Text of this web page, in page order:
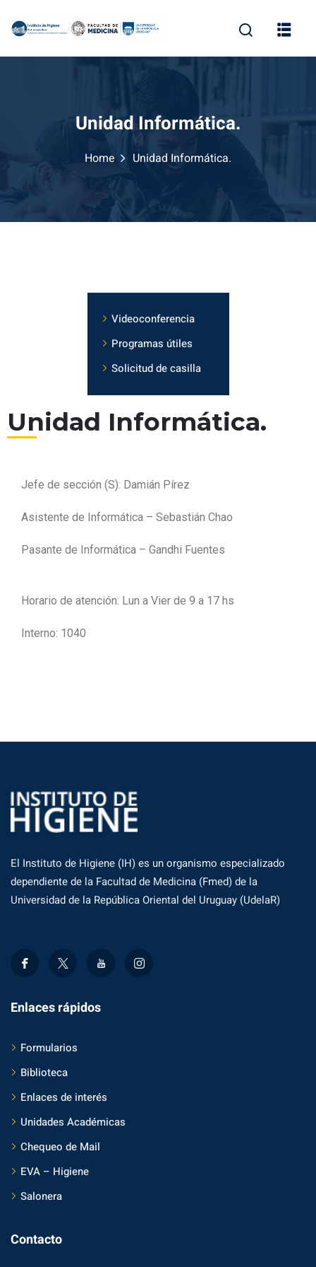
Unidad Informática.
Home Unidad Informática.
Videoconferencia
Programas útiles
Solicitud de casilla
Unidad Informática.
Jefe de sección (S): Damián Pírez
Asistente de Informática – Sebastián Chao
Pasante de Informática – Gandhi Fuentes
Horario de atención: Lun a Vier de 9 a 17 hs
Interno: 1040
El Instituto de Higiene (IH) es un organismo especializado
dependiente de la Facultad de Medicina (Fmed) de la
Universidad de la República Oriental del Uruguay (UdelaR)
Enlaces rápidos
Formularios
Biblioteca
Enlaces de interés
Unidades Académicas
Chequeo de Mail
EVA – Higiene
Salonera
Contacto